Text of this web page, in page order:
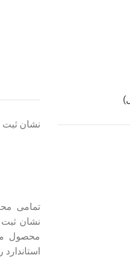
نشان ثبت
تمامی
نشان ثبت
استاندارد را به